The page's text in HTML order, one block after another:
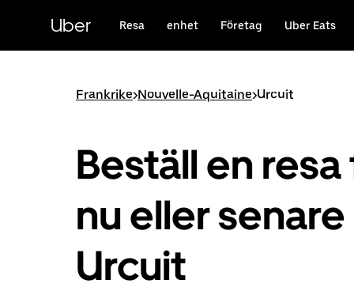
huvudinnehållet
Uber Resa enhet Företag Uber Eats
Frankrike>Nouvelle-Aquitaine>Urcuit
Beställ en
nu eller senare
Urcuit